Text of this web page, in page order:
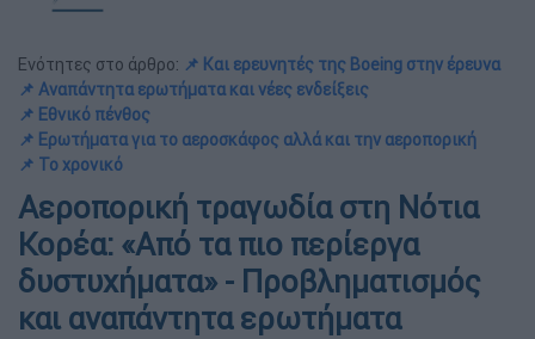
Ενότητες στο άρθρο: 📌 Και ερευνητές της Boeing στην έρευνα
📌 Αναπάντητα ερωτήματα και νέες ενδείξεις
📌 Εθνικό πένθος
📌 Ερωτήματα για το αεροσκάφος αλλά και την αεροπορική
📌 Το χρονικό
Αεροπορική τραγωδία στη Νότια
Κορέα: «Από τα πιο περίεργα
δυστυχήματα» - Προβληματισμός
και αναπάντητα ερωτήματα